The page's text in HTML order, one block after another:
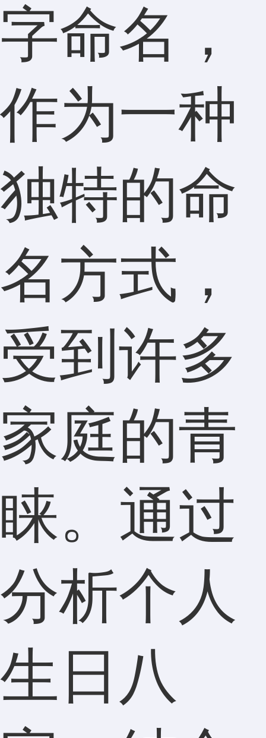
字命名，
作为一种
独特的命
名方式，
受到许多
家庭的青
睐。通过
分析个人
生日八